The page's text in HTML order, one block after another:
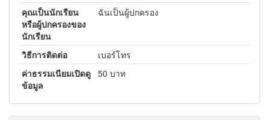
คุณเป็นนักเรียน
หรือผู้ปกครองของ
นักเรียน
ฉันเป็นผู้ปกครอง
วิธีการติดต่อ
เบอร์โทร
ค่าธรรมเนียมเปิดดู
ข้อมูล
50 บาท